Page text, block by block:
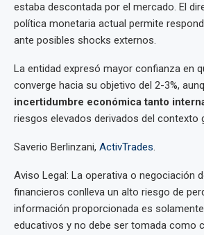
estaba descontada por el mercado. El
política monetaria actual permite
ante posibles shocks externos.
La entidad expresó mayor confianza en
converge hacia su objetivo del 2-3%,
incertidumbre económica tanto
riesgos elevados derivados del contexto
Saverio Berlinzani, ActivTrades.
Aviso Legal: La operativa o negociación
financieros conlleva un alto riesgo de
información proporcionada es
educativos y no debe ser tomada como